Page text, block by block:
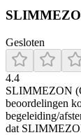
Gesloten
4.4
SLIMMEZON
beoordelingen
begeleiding/
dat